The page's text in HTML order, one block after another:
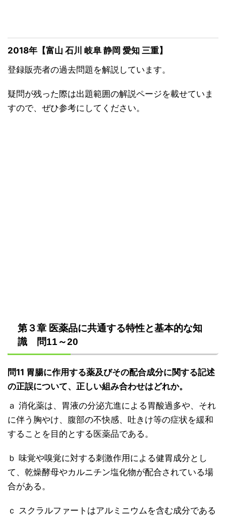
2018年【富山 石川 岐阜 静岡 愛知 三重】
登録販売者の過去問題を解説しています。
疑問が残った際は出題範囲の解説ページを載せていま
すので、ぜひ参考にしてください。
第３章 医薬品に共通する特性と基本的な知
識 問11～20
問11 胃腸に作用する薬及びその配合成分に関する記述
の正誤について、正しい組み合わせはどれか。
ａ 消化薬は、胃液の分泌亢進による胃酸過多や、それ
に伴う胸やけ、腹部の不快感、吐きけ等の症状を緩和
することを目的とする医薬品である。
ｂ 味覚や嗅覚に対する刺激作用による健胃成分とし
て、乾燥酵母やカルニチン塩化物が配合されている場
合がある。
ｃ スクラルファートはアルミニウムを含む成分である